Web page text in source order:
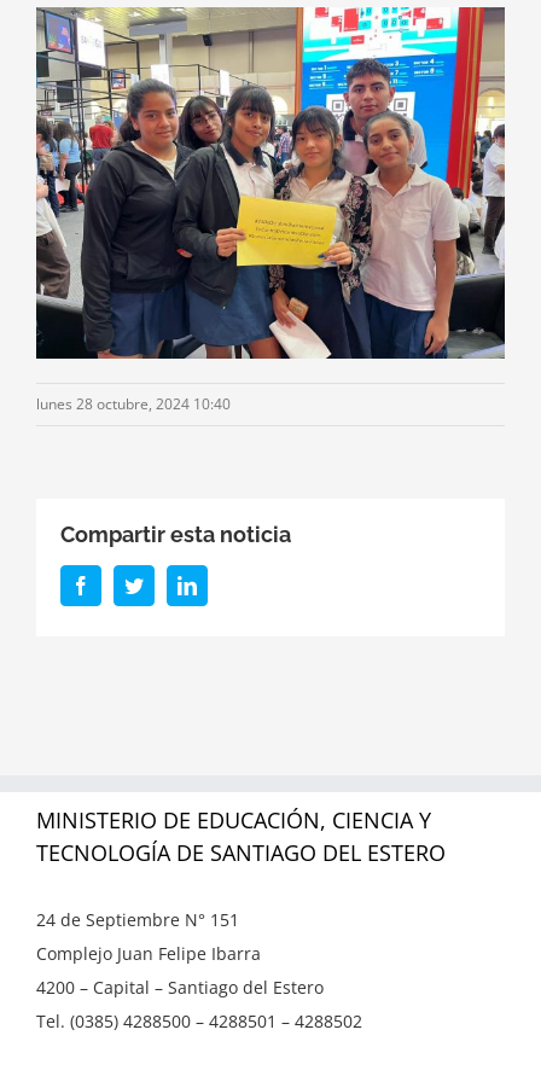
lunes 28 octubre, 2024 10:40
Compartir esta noticia
FacebookTwitterLinkedIn
MINISTERIO DE EDUCACIÓN, CIENCIA Y
TECNOLOGÍA DE SANTIAGO DEL ESTERO
24 de Septiembre N° 151
Complejo Juan Felipe Ibarra
4200 – Capital – Santiago del Estero
Tel. (0385) 4288500 – 4288501 – 4288502